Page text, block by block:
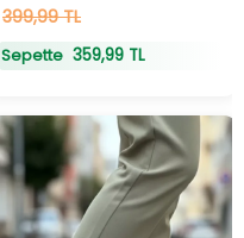
10adetstokta
399,99 TL
Sepette 359,99 TL